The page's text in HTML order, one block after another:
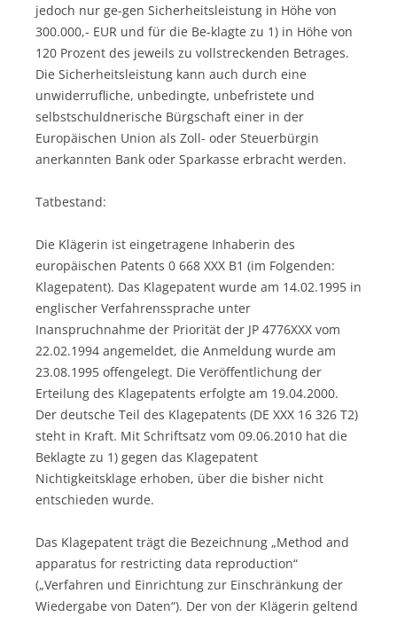
jedoch nur ge-gen Sicherheitsleistung in Höhe von
300.000,- EUR und für die Be-klagte zu 1) in Höhe von
120 Prozent des jeweils zu vollstreckenden Betrages.
Die Sicherheitsleistung kann auch durch eine
unwiderrufliche, unbedingte, unbefristete und
selbstschuldnerische Bürgschaft einer in der
Europäischen Union als Zoll- oder Steuerbürgin
anerkannten Bank oder Sparkasse erbracht werden.
Tatbestand:
Die Klägerin ist eingetragene Inhaberin des
europäischen Patents 0 668 XXX B1 (im Folgenden:
Klagepatent). Das Klagepatent wurde am 14.02.1995 in
englischer Verfahrenssprache unter
Inanspruchnahme der Priorität der JP 4776XXX vom
22.02.1994 angemeldet, die Anmeldung wurde am
23.08.1995 offengelegt. Die Veröffentlichung der
Erteilung des Klagepatents erfolgte am 19.04.2000.
Der deutsche Teil des Klagepatents (DE XXX 16 326 T2)
steht in Kraft. Mit Schriftsatz vom 09.06.2010 hat die
Beklagte zu 1) gegen das Klagepatent
Nichtigkeitsklage erhoben, über die bisher nicht
entschieden wurde.
Das Klagepatent trägt die Bezeichnung „Method and
apparatus for restricting data reproduction“
(„Verfahren und Einrichtung zur Einschränkung der
Wiedergabe von Daten“). Der von der Klägerin geltend